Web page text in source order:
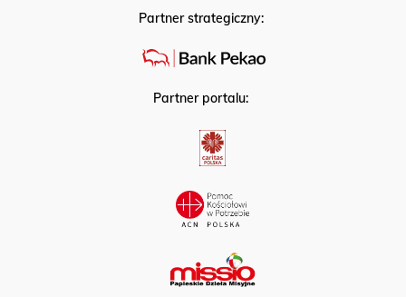
Partner strategiczny:
Partner portalu: